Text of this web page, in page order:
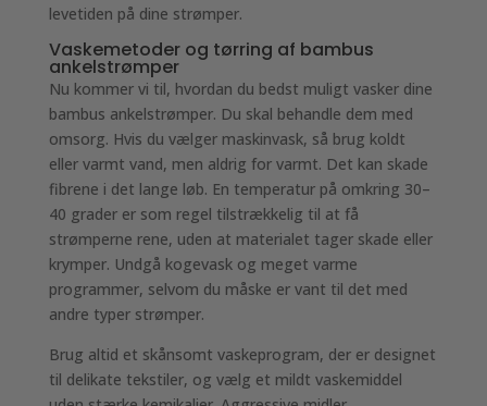
levetiden på dine strømper.
Vaskemetoder og tørring af bambus
ankelstrømper
Nu kommer vi til, hvordan du bedst muligt vasker dine
bambus ankelstrømper. Du skal behandle dem med
omsorg. Hvis du vælger maskinvask, så brug koldt
eller varmt vand, men aldrig for varmt. Det kan skade
fibrene i det lange løb. En temperatur på omkring 30–
40 grader er som regel tilstrækkelig til at få
strømperne rene, uden at materialet tager skade eller
krymper. Undgå kogevask og meget varme
programmer, selvom du måske er vant til det med
andre typer strømper.
Brug altid et skånsomt vaskeprogram, der er designet
til delikate tekstiler, og vælg et mildt vaskemiddel